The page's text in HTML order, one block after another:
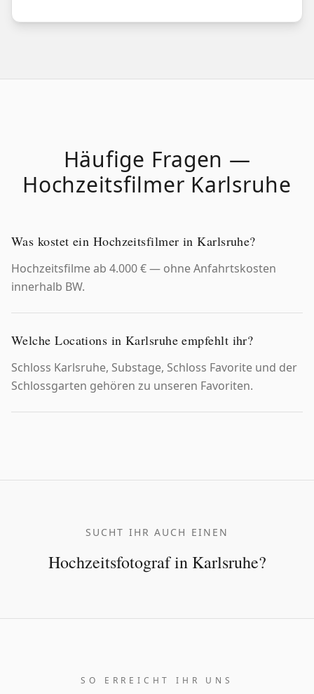
Häufige Fragen —
Hochzeitsfilmer Karlsruhe
Was kostet ein Hochzeitsfilmer in Karlsruhe?
Hochzeitsfilme ab 4.000 € — ohne Anfahrtskosten
innerhalb BW.
Welche Locations in Karlsruhe empfehlt ihr?
Schloss Karlsruhe, Substage, Schloss Favorite und der
Schlossgarten gehören zu unseren Favoriten.
SUCHT IHR AUCH EINEN
Hochzeitsfotografin Karlsruhe?
SO ERREICHT IHR UNS